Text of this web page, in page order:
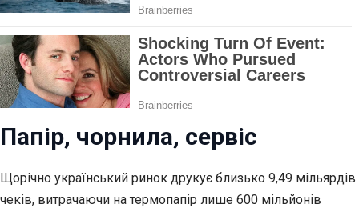
Папір, чорнила, сервіс
Щорічно український ринок друкує близько 9,49 мільярдів
чеків, витрачаючи на термопапір лише 600 мільйонів